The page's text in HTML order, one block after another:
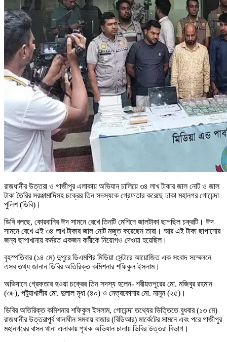
রাজধানীর উত্তরা ও গাজীপুর এলাকায় অভিযান চালিয়ে ৩৪ লাখ টাকার জাল নোট ও জাল
টাকা তৈরির সরঞ্জামাদিসহ চক্রের তিন সদস্যকে গ্রেফতার করেছে ঢাকা মহানগর গোয়েন্দা
পুলিশ (ডিবি)।
ডিবি বলছে, কোরবানির ঈদ সামনে রেখে তিনটি মেশিনে জালটাকা ছাপছিল চক্রটি। ঈদ
সামনে রেখে এই ৩৪ লাখ টাকার জাল নোট মজুত করেছেন তারা। আর এই টাকা ছাপানোর
জন্য ছাপাখানায় কর্মরত একজন কর্মীকে নিয়োগও দেওয়া হয়েছিল।
বৃহস্পতিবার (১৪ মে) দুপুরে ডিএমপির মিডিয়া সেন্টারে আয়োজিত এক সংবাদ সম্মেলনে
এসব তথ্য জানান ডিবির অতিরিক্ত কমিশনার শফিকুল ইসলাম।
অভিযানে গ্রেফতার হওয়া চক্রের তিন সদস্য হলেন- শরীয়তপুরের মো. মজিবুর রহমান
(৩৮), পটুয়াখালীর মো. দুলাল মৃধা (৪০) ও নেত্রকোনার মো. মামুন (২৫)।
ডিবির অতিরিক্ত কমিশনার শফিকুল ইসলাম, গোয়েন্দা তথ্যের ভিত্তিতে বুধবার (১৩ মে)
রাজধানীর উত্তরাপূর্ব থানাধীন সমবায় বাজার (বিডিআর) মার্কেটের সামনে এবং পরে গাজীপুর
মহানগরের বাসন থানা এলাকায় পৃথক অভিযান চালায় ডিবির উত্তরা বিভাগ।